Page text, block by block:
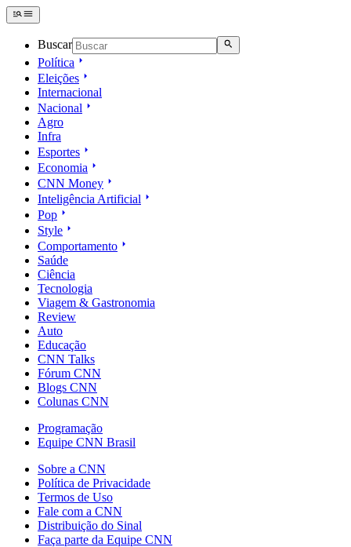
Buscar
Política
Eleições
Internacional
Nacional
Agro
Infra
Esportes
Economia
CNN Money
Inteligência Artificial
Pop
Style
Comportamento
Saúde
Ciência
Tecnologia
Viagem & Gastronomia
Review
Auto
Educação
CNN Talks
Fórum CNN
Blogs CNN
Colunas CNN
Programação
Equipe CNN Brasil
Sobre a CNN
Política de Privacidade
Termos de Uso
Fale com a CNN
Distribuição do Sinal
Faça parte da Equipe CNN